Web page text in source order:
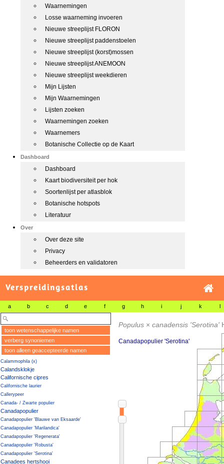
Waarnemingen
Losse waarneming invoeren
Nieuwe streeplijst FLORON
Nieuwe streeplijst paddenstoelen
Nieuwe streeplijst (korst)mossen
Nieuwe streeplijst ANEMOON
Nieuwe streeplijst weekdieren
Mijn Lijsten
Mijn Waarnemingen
Lijsten zoeken
Waarnemingen zoeken
Waarnemers
Botanische Collectie op de Kaart
Dashboard
Dashboard
Kaart biodiversiteit per hok
Soortenlijst per atlasblok
Botanische hotspots
Literatuur
Over
Over deze site
Privacy
Beheerders en validatoren
Verspreidingsatlas
a b c d e f g h i j k l
toon wetenschappelijke namen
verberg synoniemen
toon alleen geaccepteerde namen
Calammophila (x)
Calandsklokje
Californische cipres
Californische laurier
Callerypeer
Canada- / Zwarte populier
Canadapopulier
Canadapopulier 'Blauwe van Eksaarde'
Canadapopulier 'Marilandica'
Canadapopulier 'Regenerata'
Canadapopulier 'Robusta'
Canadapopulier 'Serotina'
Canadees hertshooi
Populus × canadensis 'Serotina'
Canadapopulier 'Serotina'